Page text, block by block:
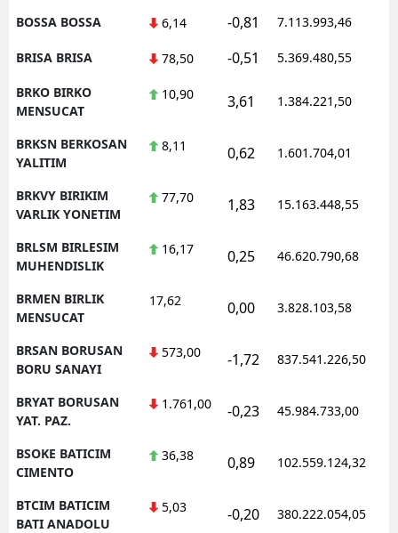
BOSSA BOSSA 6,14 -0,81 7.113.993,46
BRISA BRISA 78,50 -0,51 5.369.480,55
BRKO BIRKO
MENSUCAT
10,90 3,61 1.384.221,50
BRKSN BERKOSAN
YALITIM
8,11 0,62 1.601.704,01
BRKVY BIRIKIM
VARLIK YONETIM
77,70 1,83 15.163.448,55
BRLSM BIRLESIM
MUHENDISLIK
16,17 0,25 46.620.790,68
BRMEN BIRLIK
MENSUCAT
17,62 0,00 3.828.103,58
BRSAN BORUSAN
BORU SANAYI
573,00 -1,72 837.541.226,50
BRYAT BORUSAN
YAT. PAZ.
1.761,00 -0,23 45.984.733,00
BSOKE BATICIM
CIMENTO
36,38 0,89 102.559.124,32
BTCIM BATICIM
BATI ANADOLU
5,03 -0,20 380.222.054,05